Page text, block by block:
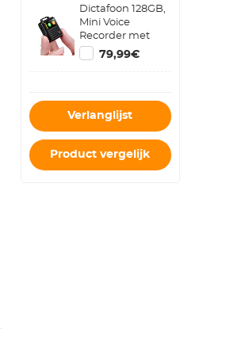
Uur Opname
Dictafoon 128GB,
Mini Voice
Recorder met
Bluetooth-
oproepopname,
3072 kbps
79,99€
Verlanglijst
Product vergelijk